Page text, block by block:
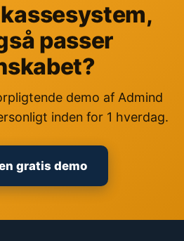
passer
demo af Admind
inden for 1 hverdag.
gratis demo